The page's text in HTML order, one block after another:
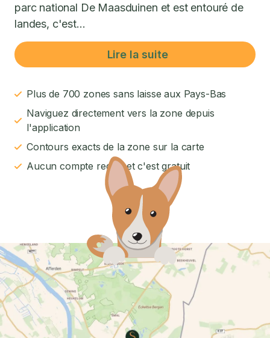
parc national De Maasduinen et est entouré de
landes, c'est...
Lire la suite
Plus de 700 zones sans laisse aux Pays-Bas
Naviguez directement vers la zone depuis
l'application
Contours exacts de la zone sur la carte
Aucun compte requis et c'est gratuit